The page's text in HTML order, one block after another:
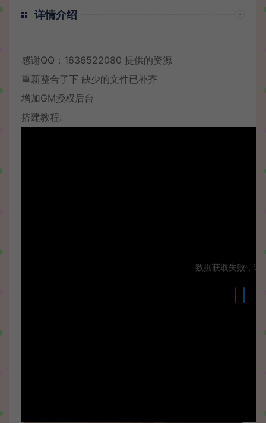
详情介绍
感谢QQ：1636522080 提供的资源
重新整合了下 缺少的文件已补齐
增加GM授权后台
搭建教程: